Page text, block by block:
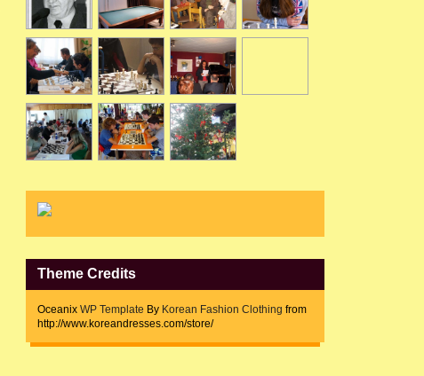
Theme Credits
OceanixWP Template By Korean Fashion Clothing from
http://www.koreandresses.com/store/